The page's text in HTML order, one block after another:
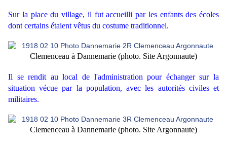
Sur la place du village, il fut accueilli par les enfants des écoles
dont certains étaient vêtus du costume traditionnel.
Clemenceau à Dannemarie (photo. Site Argonnaute)
Il se rendit au local de l'administration pour échanger sur la
situation vécue par la population, avec les autorités civiles et
militaires.
Clemenceau à Dannemarie (photo. Site Argonnaute)